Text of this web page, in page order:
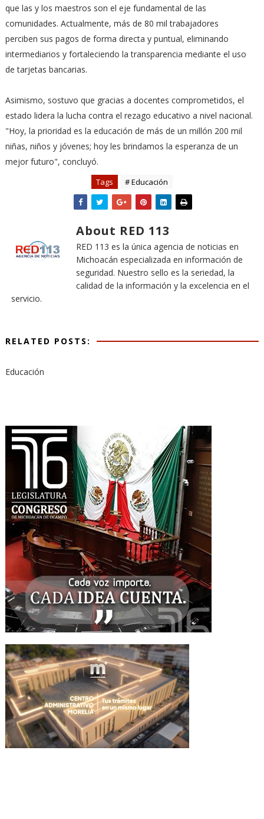
que las y los maestros son el eje fundamental de las
comunidades. Actualmente, más de 80 mil trabajadores
perciben sus pagos de forma directa y puntual, eliminando
intermediarios y fortaleciendo la transparencia mediante el uso
de tarjetas bancarias.
Asimismo, sostuvo que gracias a docentes comprometidos, el
estado lidera la lucha contra el rezago educativo a nivel nacional.
"Hoy, la prioridad es la educación de más de un millón 200 mil
niñas, niños y jóvenes; hoy les brindamos la esperanza de un
mejor futuro", concluyó.
Tags # Educación
About RED 113
RED 113 es la única agencia de noticias en
Michoacán especializada en información de
seguridad. Nuestro sello es la seriedad, la
calidad de la información y la excelencia en el
servicio.
RELATED POSTS:
Educación